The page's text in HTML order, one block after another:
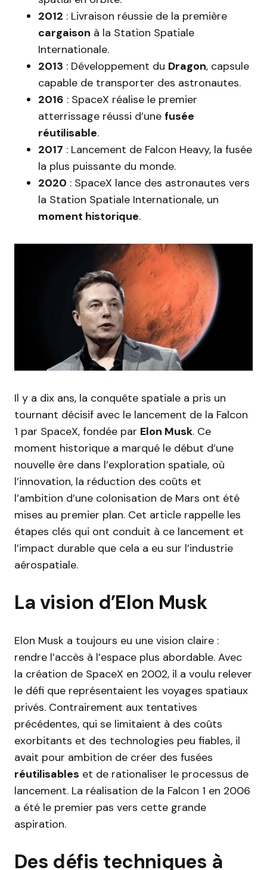
2012 : Livraison réussie de la première
cargaison à la Station Spatiale
Internationale.
2013 : Développement du Dragon, capsule
capable de transporter des astronautes.
2016 : SpaceX réalise le premier
atterrissage réussi d’une fusée
réutilisable.
2017 : Lancement de Falcon Heavy, la fusée
la plus puissante du monde.
2020 : SpaceX lance des astronautes vers
la Station Spatiale Internationale, un
moment historique.
Il y a dix ans, la conquête spatiale a pris un
tournant décisif avec le lancement de la Falcon
1 par SpaceX, fondée par Elon Musk. Ce
moment historique a marqué le début d’une
nouvelle ère dans l’exploration spatiale, où
l’innovation, la réduction des coûts et
l’ambition d’une colonisation de Mars ont été
mises au premier plan. Cet article rappelle les
étapes clés qui ont conduit à ce lancement et
l’impact durable que cela a eu sur l’industrie
aérospatiale.
La vision d’Elon Musk
Elon Musk a toujours eu une vision claire :
rendre l’accès à l’espace plus abordable. Avec
la création de SpaceX en 2002, il a voulu relever
le défi que représentaient les voyages spatiaux
privés. Contrairement aux tentatives
précédentes, qui se limitaient à des coûts
exorbitants et des technologies peu fiables, il
avait pour ambition de créer des fusées
réutilisables et de rationaliser le processus de
lancement. La réalisation de la Falcon 1 en 2006
a été le premier pas vers cette grande
aspiration.
Des défis techniques à